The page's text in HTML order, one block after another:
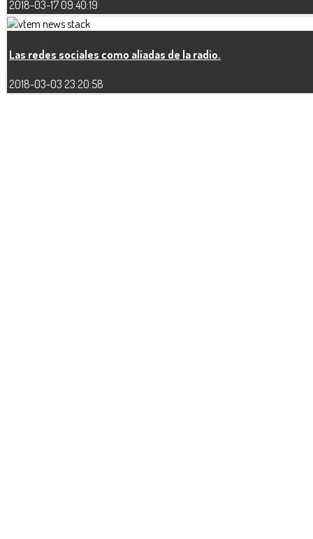
2018-03-17 09:40:19
Las redes sociales como aliadas de la radio.
2018-03-03 23:20:58